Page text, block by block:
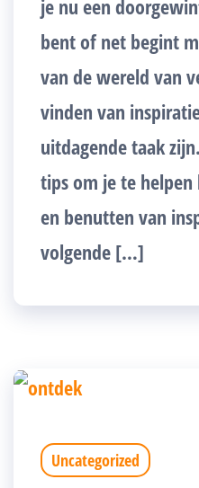
je nu een
bent of net begint
van de wereld van
vinden van
uitdagende taak
tips om je te
en benutten van
volgende […]
Uncategorized